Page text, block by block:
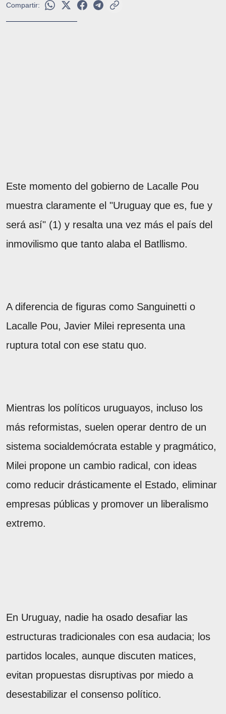
Compartir:
Este momento del gobierno de Lacalle Pou
muestra claramente el "Uruguay que es, fue y
será así" (1) y resalta una vez más el país del
inmovilismo que tanto alaba el Batllismo.
A diferencia de figuras como Sanguinetti o
Lacalle Pou, Javier Milei representa una
ruptura total con ese statu quo.
Mientras los políticos uruguayos, incluso los
más reformistas, suelen operar dentro de un
sistema socialdemócrata estable y pragmático,
Milei propone un cambio radical, con ideas
como reducir drásticamente el Estado, eliminar
empresas públicas y promover un liberalismo
extremo.
En Uruguay, nadie ha osado desafiar las
estructuras tradicionales con esa audacia; los
partidos locales, aunque discuten matices,
evitan propuestas disruptivas por miedo a
desestabilizar el consenso político.